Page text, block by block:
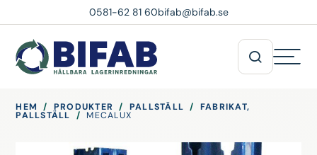
0581-62 81 60bifab@bifab.se
HEM / PRODUKTER / PALLSTÄLL /
FABRIKAT,
PALLSTÄLL
/ MECALUX